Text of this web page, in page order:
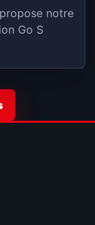
notre
Go S